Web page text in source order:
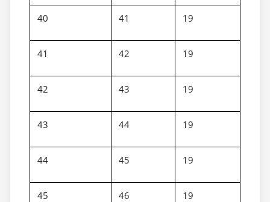
40 41 19
41 42 19
42 43 19
43 44 19
44 45 19
45 46 19